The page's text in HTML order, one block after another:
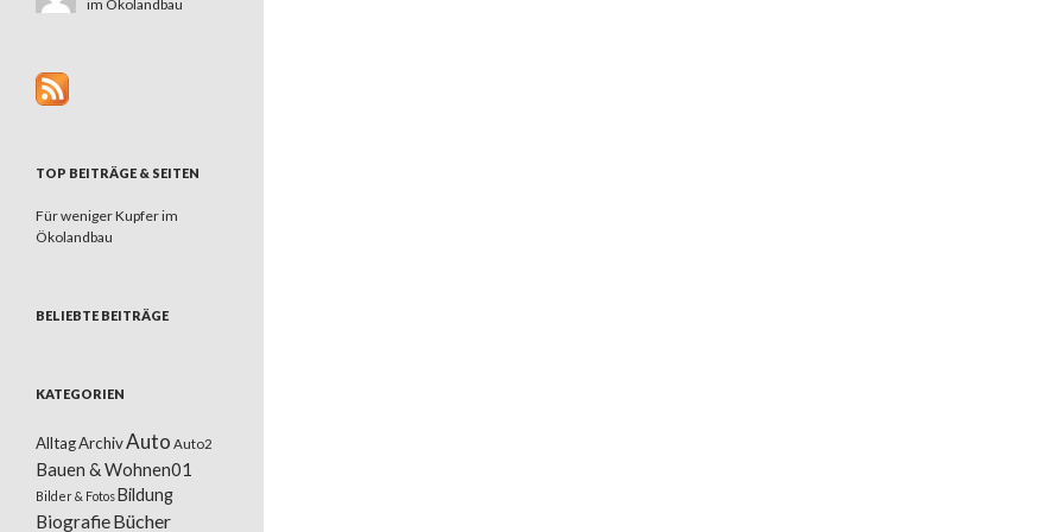
im Ökolandbau
TOP BEITRÄGE & SEITEN
Für weniger Kupfer im
Ökolandbau
BELIEBTE BEITRÄGE
KATEGORIEN
AlltagArchivAuto Auto2
Bauen & Wohnen01
Bilder & FotosBildung
BiografieBücher